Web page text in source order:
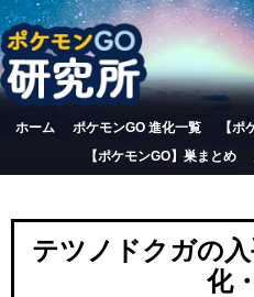
ホーム ポケモンGO 進化一覧
【ポ
【ポケモンGO】巣まとめ
テツノドクガの
化